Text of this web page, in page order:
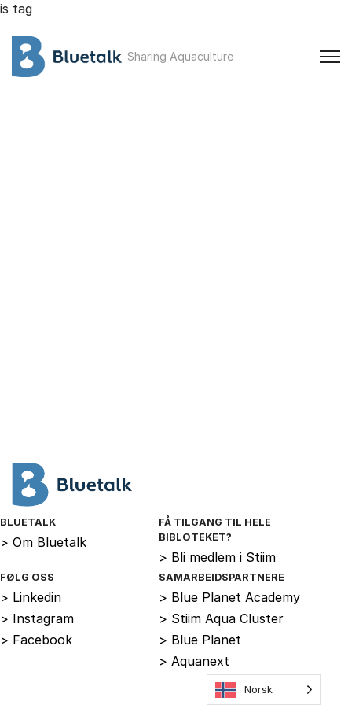
is tag
Sharing Aquaculture
BLUETALK
> Om Bluetalk
FÅ TILGANG TIL HELE
BIBLOTEKET?
> Bli medlem i Stiim
FØLG OSS
> Linkedin
> Instagram
> Facebook
SAMARBEIDSPARTNERE
> Blue Planet Academy
> Stiim Aqua Cluster
> Blue Planet
> Aquanext
Norsk